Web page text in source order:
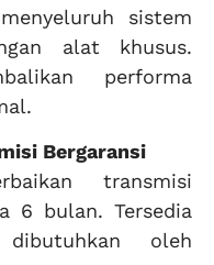
sistem
alat khusus.
performa
Bergaransi
transmisi
6 bulan. Tersedia
oleh